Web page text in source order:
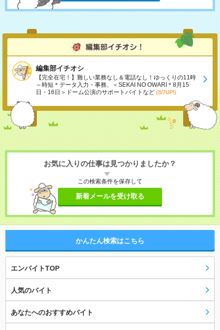
編集部イチオシ
【完全在宅！】難しい業務なし＆電話なし！ゆっくりの11時
～時短＊データ入力・事務、＜SEKAI NO OWARI＊8月15
日・16日＞ドーム公演のサポートバイトなど (8/7UP!)
お気に入りの仕事は見つかりましたか？
この検索条件を保存して
新着メールを受け取る
かんたん検索はこちら
エンバイトTOP
人気のバイト
あなたへのおすすめバイト